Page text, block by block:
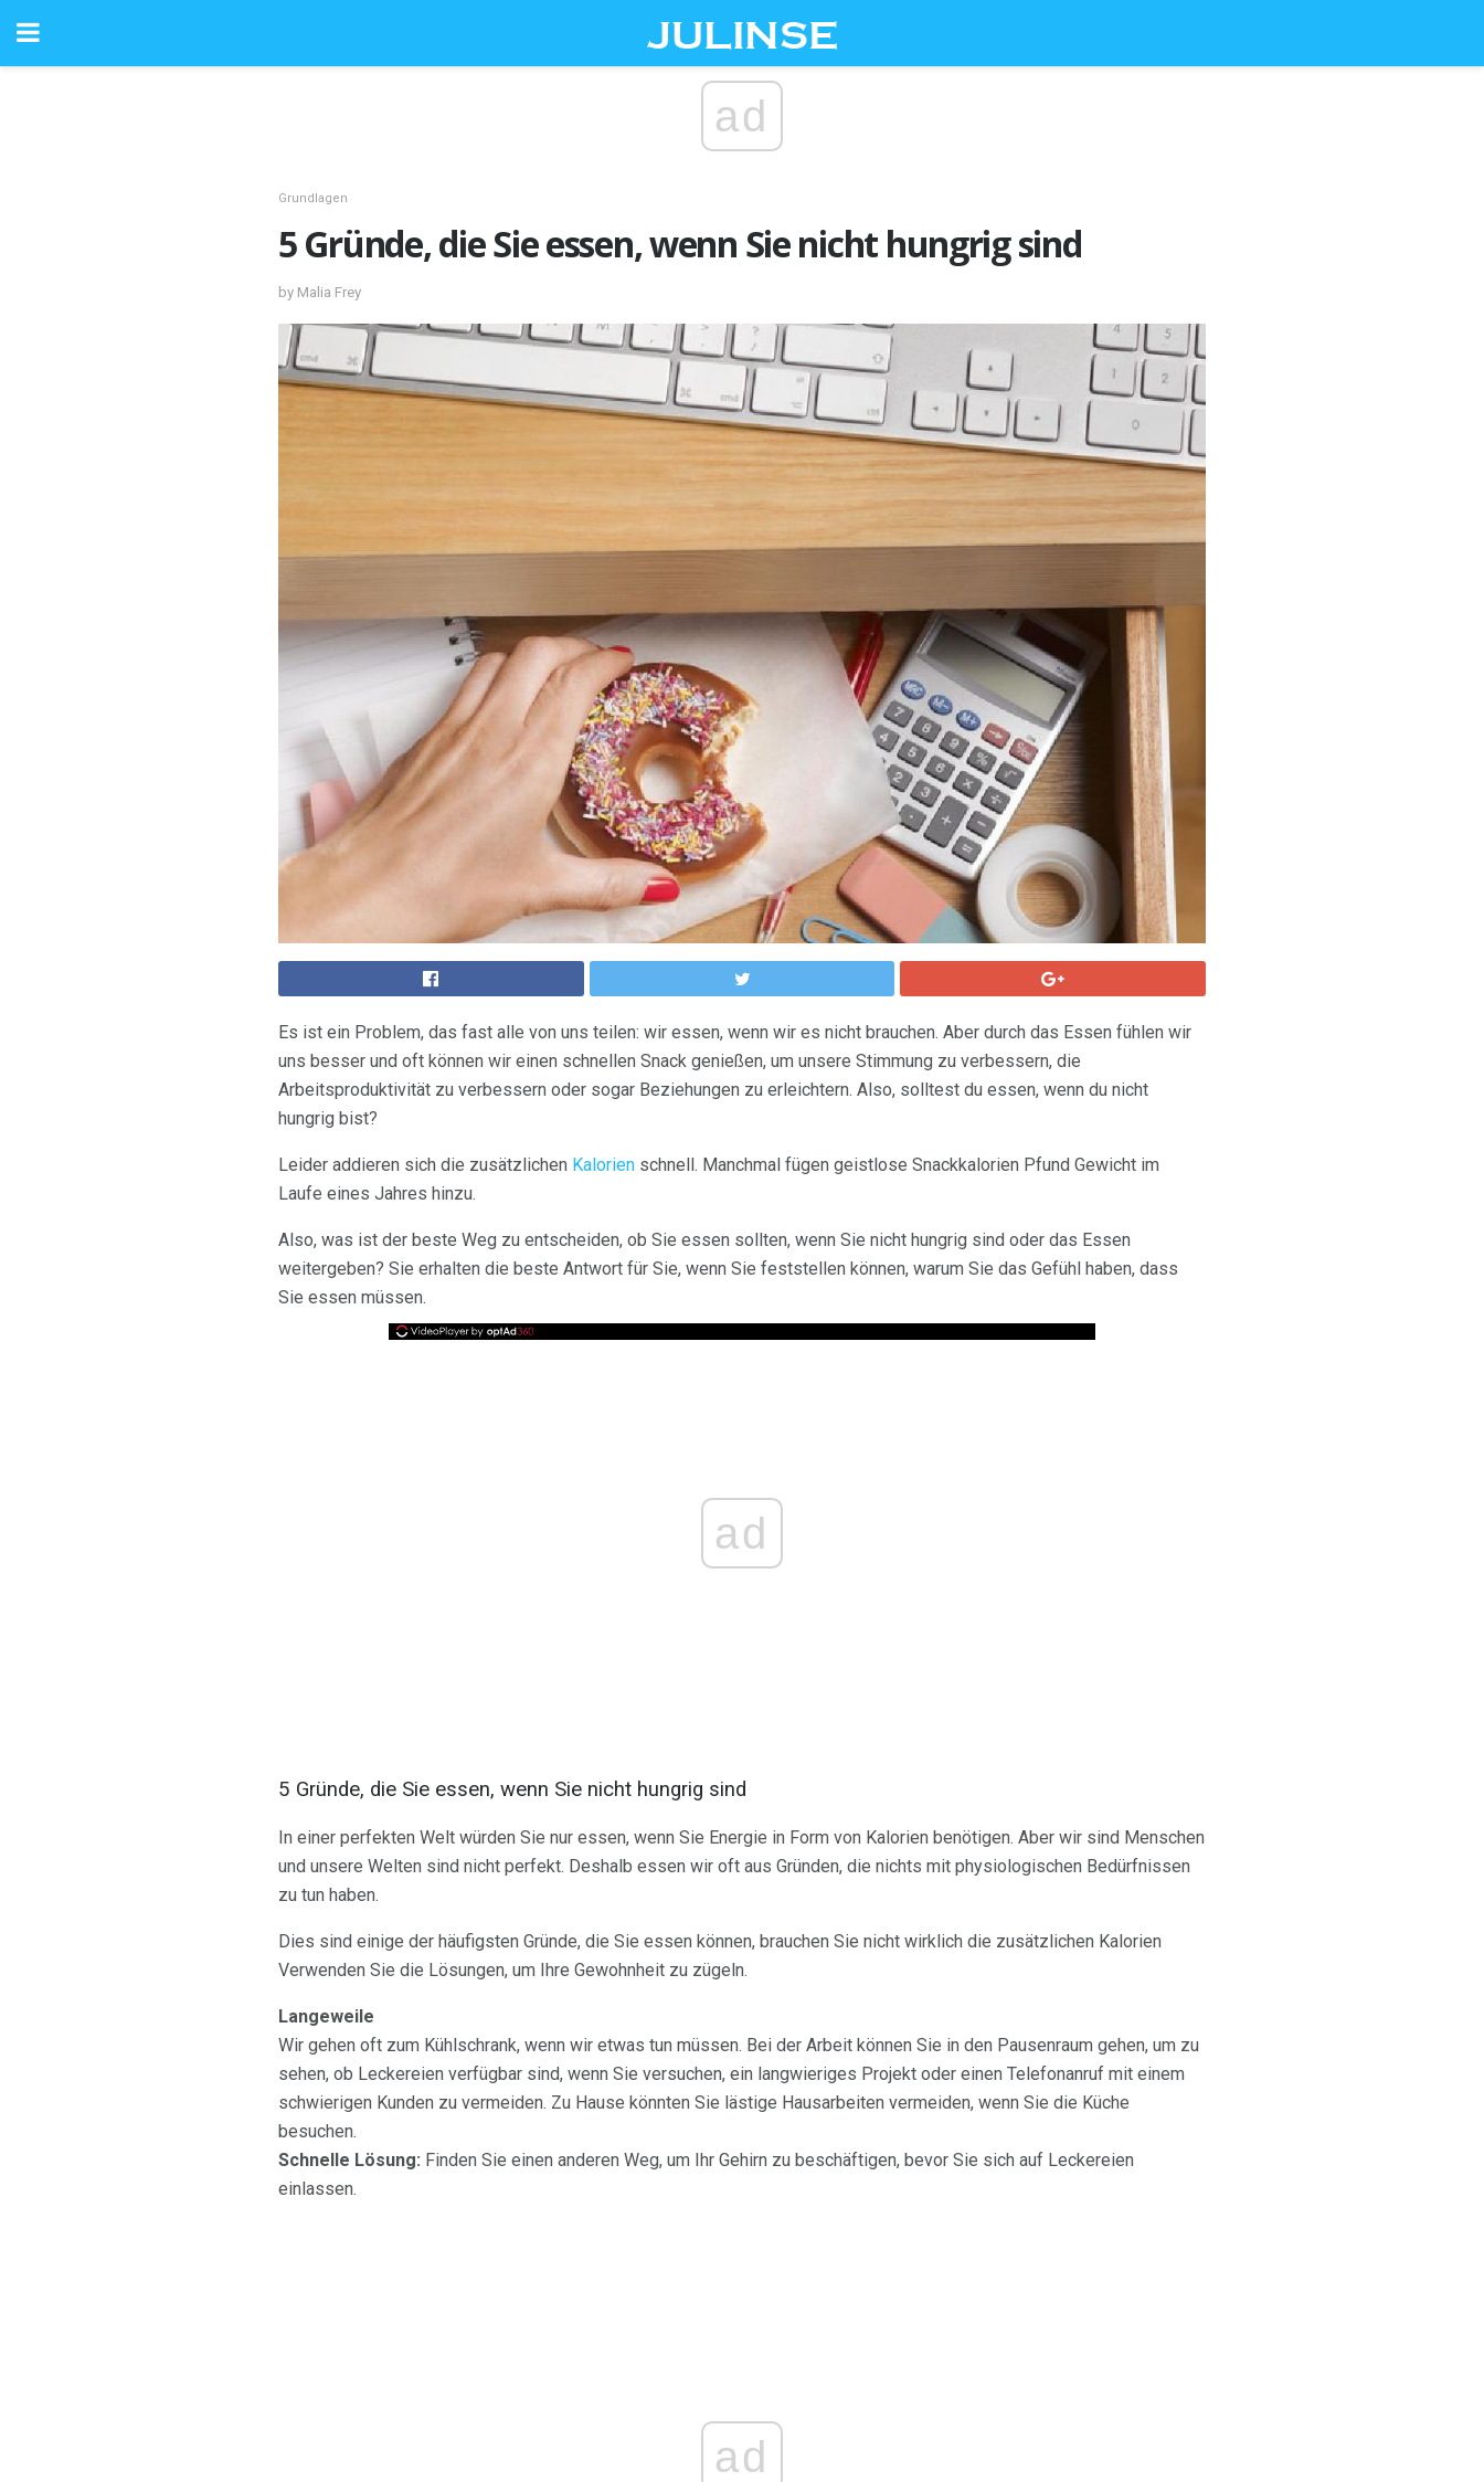
ad
Grundlagen
5 Gründe, die Sie essen, wenn Sie nicht hungrig sind
by Malia Frey
Es ist ein Problem, das fast alle von uns teilen: wir essen, wenn wir es nicht brauchen. Aber durch das Essen fühlen wir
uns besser und oft können wir einen schnellen Snack genießen, um unsere Stimmung zu verbessern, die
Arbeitsproduktivität zu verbessern oder sogar Beziehungen zu erleichtern. Also, solltest du essen, wenn du nicht
hungrig bist?
Leider addieren sich die zusätzlichen Kalorien schnell. Manchmal fügen geistlose Snackkalorien Pfund Gewicht im
Laufe eines Jahres hinzu.
Also, was ist der beste Weg zu entscheiden, ob Sie essen sollten, wenn Sie nicht hungrig sind oder das Essen
weitergeben? Sie erhalten die beste Antwort für Sie, wenn Sie feststellen können, warum Sie das Gefühl haben, dass
Sie essen müssen.
ad
5 Gründe, die Sie essen, wenn Sie nicht hungrig sind
In einer perfekten Welt würden Sie nur essen, wenn Sie Energie in Form von Kalorien benötigen. Aber wir sind Menschen
und unsere Welten sind nicht perfekt. Deshalb essen wir oft aus Gründen, die nichts mit physiologischen Bedürfnissen
zu tun haben.
Dies sind einige der häufigsten Gründe, die Sie essen können, brauchen Sie nicht wirklich die zusätzlichen Kalorien
Verwenden Sie die Lösungen, um Ihre Gewohnheit zu zügeln.
Langeweile
Wir gehen oft zum Kühlschrank, wenn wir etwas tun müssen. Bei der Arbeit können Sie in den Pausenraum gehen, um zu
sehen, ob Leckereien verfügbar sind, wenn Sie versuchen, ein langwieriges Projekt oder einen Telefonanruf mit einem
schwierigen Kunden zu vermeiden. Zu Hause könnten Sie lästige Hausarbeiten vermeiden, wenn Sie die Küche
besuchen.
Schnelle Lösung: Finden Sie einen anderen Weg, um Ihr Gehirn zu beschäftigen, bevor Sie sich auf Leckereien
einlassen.
ad